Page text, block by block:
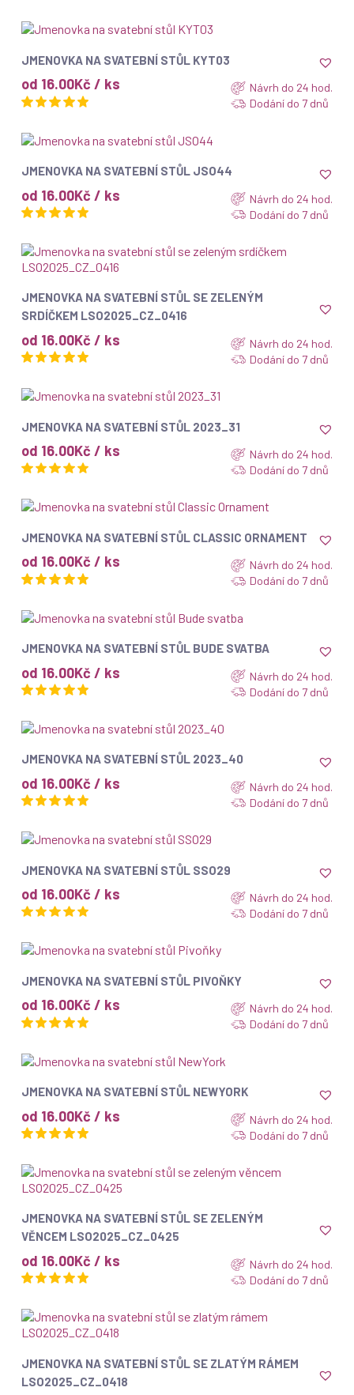
ZOBRAZIT
JMENOVKA NA SVATEBNÍ STŮL KYT03
od 16.00Kč / ks
Návrh do 24 hod.
Dodání do 7 dnů
ZOBRAZIT
JMENOVKA NA SVATEBNÍ STŮL JSO44
od 16.00Kč / ks
Návrh do 24 hod.
Dodání do 7 dnů
ZOBRAZIT
JMENOVKA NA SVATEBNÍ STŮL SE ZELENÝM
SRDÍČKEM LSO2025_CZ_0416
od 16.00Kč / ks
Návrh do 24 hod.
Dodání do 7 dnů
ZOBRAZIT
JMENOVKA NA SVATEBNÍ STŮL 2023_31
od 16.00Kč / ks
Návrh do 24 hod.
Dodání do 7 dnů
ZOBRAZIT
JMENOVKA NA SVATEBNÍ STŮL CLASSIC ORNAMENT
od 16.00Kč / ks
Návrh do 24 hod.
Dodání do 7 dnů
ZOBRAZIT
JMENOVKA NA SVATEBNÍ STŮL BUDE SVATBA
od 16.00Kč / ks
Návrh do 24 hod.
Dodání do 7 dnů
ZOBRAZIT
JMENOVKA NA SVATEBNÍ STŮL 2023_40
od 16.00Kč / ks
Návrh do 24 hod.
Dodání do 7 dnů
ZOBRAZIT
JMENOVKA NA SVATEBNÍ STŮL SSO29
od 16.00Kč / ks
Návrh do 24 hod.
Dodání do 7 dnů
ZOBRAZIT
JMENOVKA NA SVATEBNÍ STŮL PIVOŇKY
od 16.00Kč / ks
Návrh do 24 hod.
Dodání do 7 dnů
ZOBRAZIT
JMENOVKA NA SVATEBNÍ STŮL NEWYORK
od 16.00Kč / ks
Návrh do 24 hod.
Dodání do 7 dnů
ZOBRAZIT
JMENOVKA NA SVATEBNÍ STŮL SE ZELENÝM
VĚNCEM LSO2025_CZ_0425
od 16.00Kč / ks
Návrh do 24 hod.
Dodání do 7 dnů
ZOBRAZIT
JMENOVKA NA SVATEBNÍ STŮL SE ZLATÝM RÁMEM
LSO2025_CZ_0418